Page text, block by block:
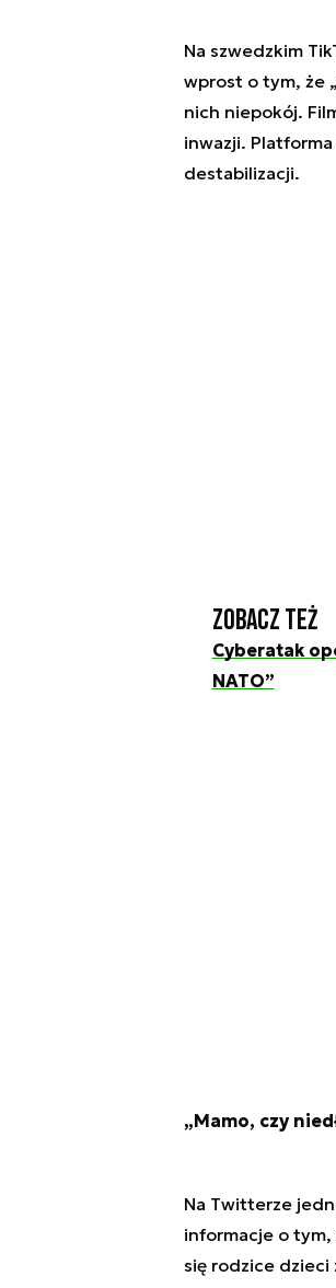
Na szwedzkim
wprost o tym, że
nich niepokój.
inwazji.
destabilizacji.
Zobacz też
Cyberatak
NATO”
„Mamo, czy
Na Twitterze
informacje o tym,
się rodzice dzieci